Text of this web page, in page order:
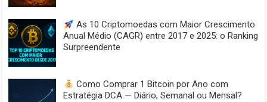
As 10 Criptomoedas com Maior Crescimento
Anual Médio (CAGR) entre 2017 e 2025: o Ranking
Surpreendente
Como Comprar 1 Bitcoin por Ano com
Estratégia DCA — Diário, Semanal ou Mensal?